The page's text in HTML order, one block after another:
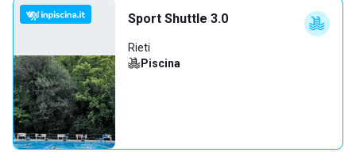
Sport Shuttle 3.0
Rieti
Piscina